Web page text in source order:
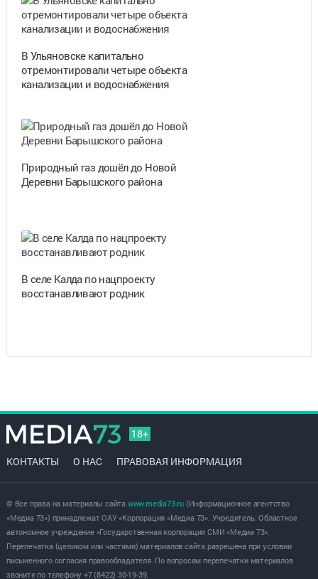
В Ульяновске капитально
отремонтировали четыре объекта
канализации и водоснабжения
Природный газ дошёл до Новой
Деревни Барышского района
В селе Калда по нацпроекту
восстанавливают родник
18+
КОНТАКТЫ О НАС ПРАВОВАЯ ИНФОРМАЦИЯ
© Все права на материалы сайта www.media73.ru(Информационное агентство
«Медиа 73») принадлежат ОАУ «Корпорация «Медиа 73». Учредитель: Областное
автономное учреждение «Государственная корпорация СМИ «Медиа 73».
Перепечатка (целиком или частями) материалов сайта разрешена при условии
письменного согласия правообладателя. По вопросам перепечатки материалов
звоните по телефону +7 (8422) 30-19-39.